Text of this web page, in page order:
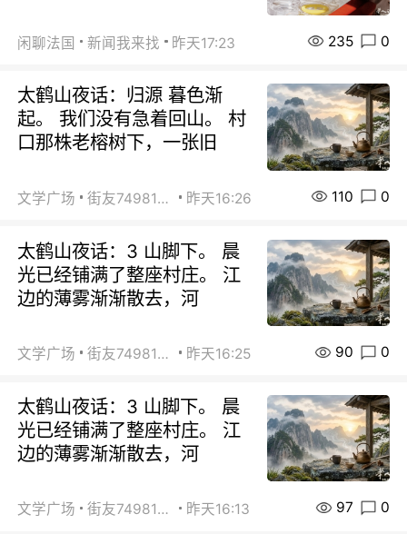
闲聊法国 新闻我来找 昨天17:23 235 0
太鹤山夜话：归源 暮色渐
起。 我们没有急着回山。 村
口那株老榕树下，一张旧
文学广场 街友74981146 昨天16:26 110 0
太鹤山夜话：3 山脚下。 晨
光已经铺满了整座村庄。 江
边的薄雾渐渐散去，河
文学广场 街友74981146 昨天16:25 90 0
太鹤山夜话：3 山脚下。 晨
光已经铺满了整座村庄。 江
边的薄雾渐渐散去，河
文学广场 街友74981146 昨天16:13 97 0